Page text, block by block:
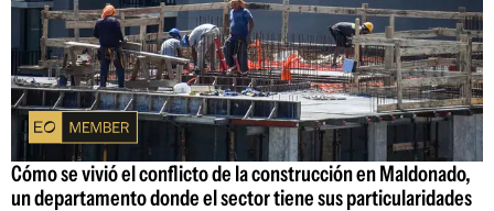
Cómo se vivió el conflicto de la construcción en Maldonado,
un departamento donde el sector tiene sus particularidades